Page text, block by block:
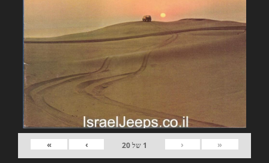
«
‹
1 של20
›
»